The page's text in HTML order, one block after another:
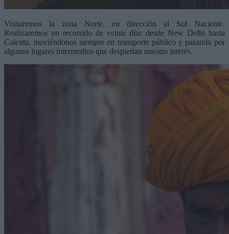
Visitaremos la zona Norte, en dirección al Sol Naciente.
Realizaremos un recorrido de veinte días desde New Delhi hasta
Calcuta, moviéndonos siempre en transporte público y pasando por
algunos lugares intermedios que despiertan nuestro interés.